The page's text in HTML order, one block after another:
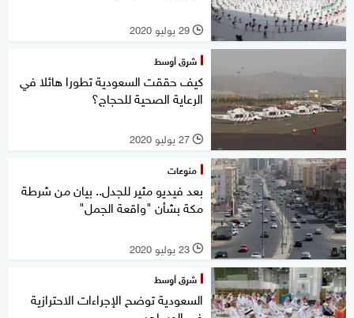
l 29 يوليو 2020
شرق أوسط
كيف حققت السعودية تطورا هائلا في
الرعاية الصحية للحجاج؟
l 27 يوليو 2020
منوعات
بعد فيديو مثير للجدل.. بيان من شرطة
مكة بشأن "واقعة الجمل"
l 23 يوليو 2020
شرق أوسط
السعودية توضح الإجراءات الاحترازية